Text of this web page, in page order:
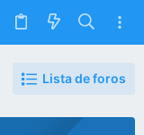
Lista de foros